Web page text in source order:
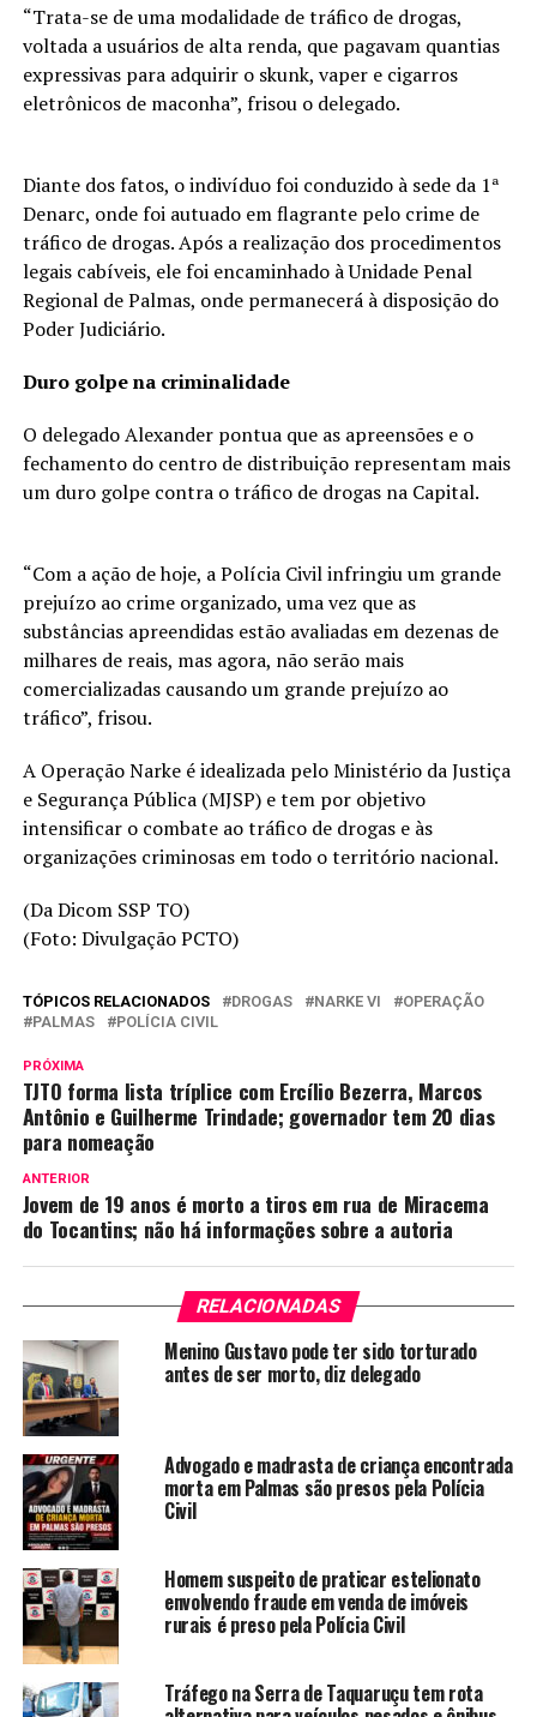
“Trata-se de uma modalidade de tráfico de drogas,
voltada a usuários de alta renda, que pagavam quantias
expressivas para adquirir o skunk, vaper e cigarros
eletrônicos de maconha”, frisou o delegado.
Diante dos fatos, o indivíduo foi conduzido à sede da 1ª
Denarc, onde foi autuado em flagrante pelo crime de
tráfico de drogas. Após a realização dos procedimentos
legais cabíveis, ele foi encaminhado à Unidade Penal
Regional de Palmas, onde permanecerá à disposição do
Poder Judiciário.
Duro golpe na criminalidade
O delegado Alexander pontua que as apreensões e o
fechamento do centro de distribuição representam mais
um duro golpe contra o tráfico de drogas na Capital.
“Com a ação de hoje, a Polícia Civil infringiu um grande
prejuízo ao crime organizado, uma vez que as
substâncias apreendidas estão avaliadas em dezenas de
milhares de reais, mas agora, não serão mais
comercializadas causando um grande prejuízo ao
tráfico”, frisou.
A Operação Narke é idealizada pelo Ministério da Justiça
e Segurança Pública (MJSP) e tem por objetivo
intensificar o combate ao tráfico de drogas e às
organizações criminosas em todo o território nacional.
(Da Dicom SSP TO)
(Foto: Divulgação PCTO)
TÓPICOS RELACIONADOS DROGAS NARKE VI
OPERAÇÃO
PALMAS
POLÍCIA CIVIL
PRÓXIMA
TJTO forma lista tríplice com Ercílio Bezerra, Marcos
Antônio e Guilherme Trindade; governador tem 20 dias
para nomeação
ANTERIOR
Jovem de 19 anos é morto a tiros em rua de Miracema
do Tocantins; não há informações sobre a autoria
RELACIONADAS
Menino Gustavo pode ter sido torturado
antes de ser morto, diz delegado
Advogado e madrasta de criança encontrada
morta em Palmas são presos pela Polícia
Civil
Homem suspeito de praticar estelionato
envolvendo fraude em venda de imóveis
rurais é preso pela Polícia Civil
Tráfego na Serra de Taquaruçu tem rota